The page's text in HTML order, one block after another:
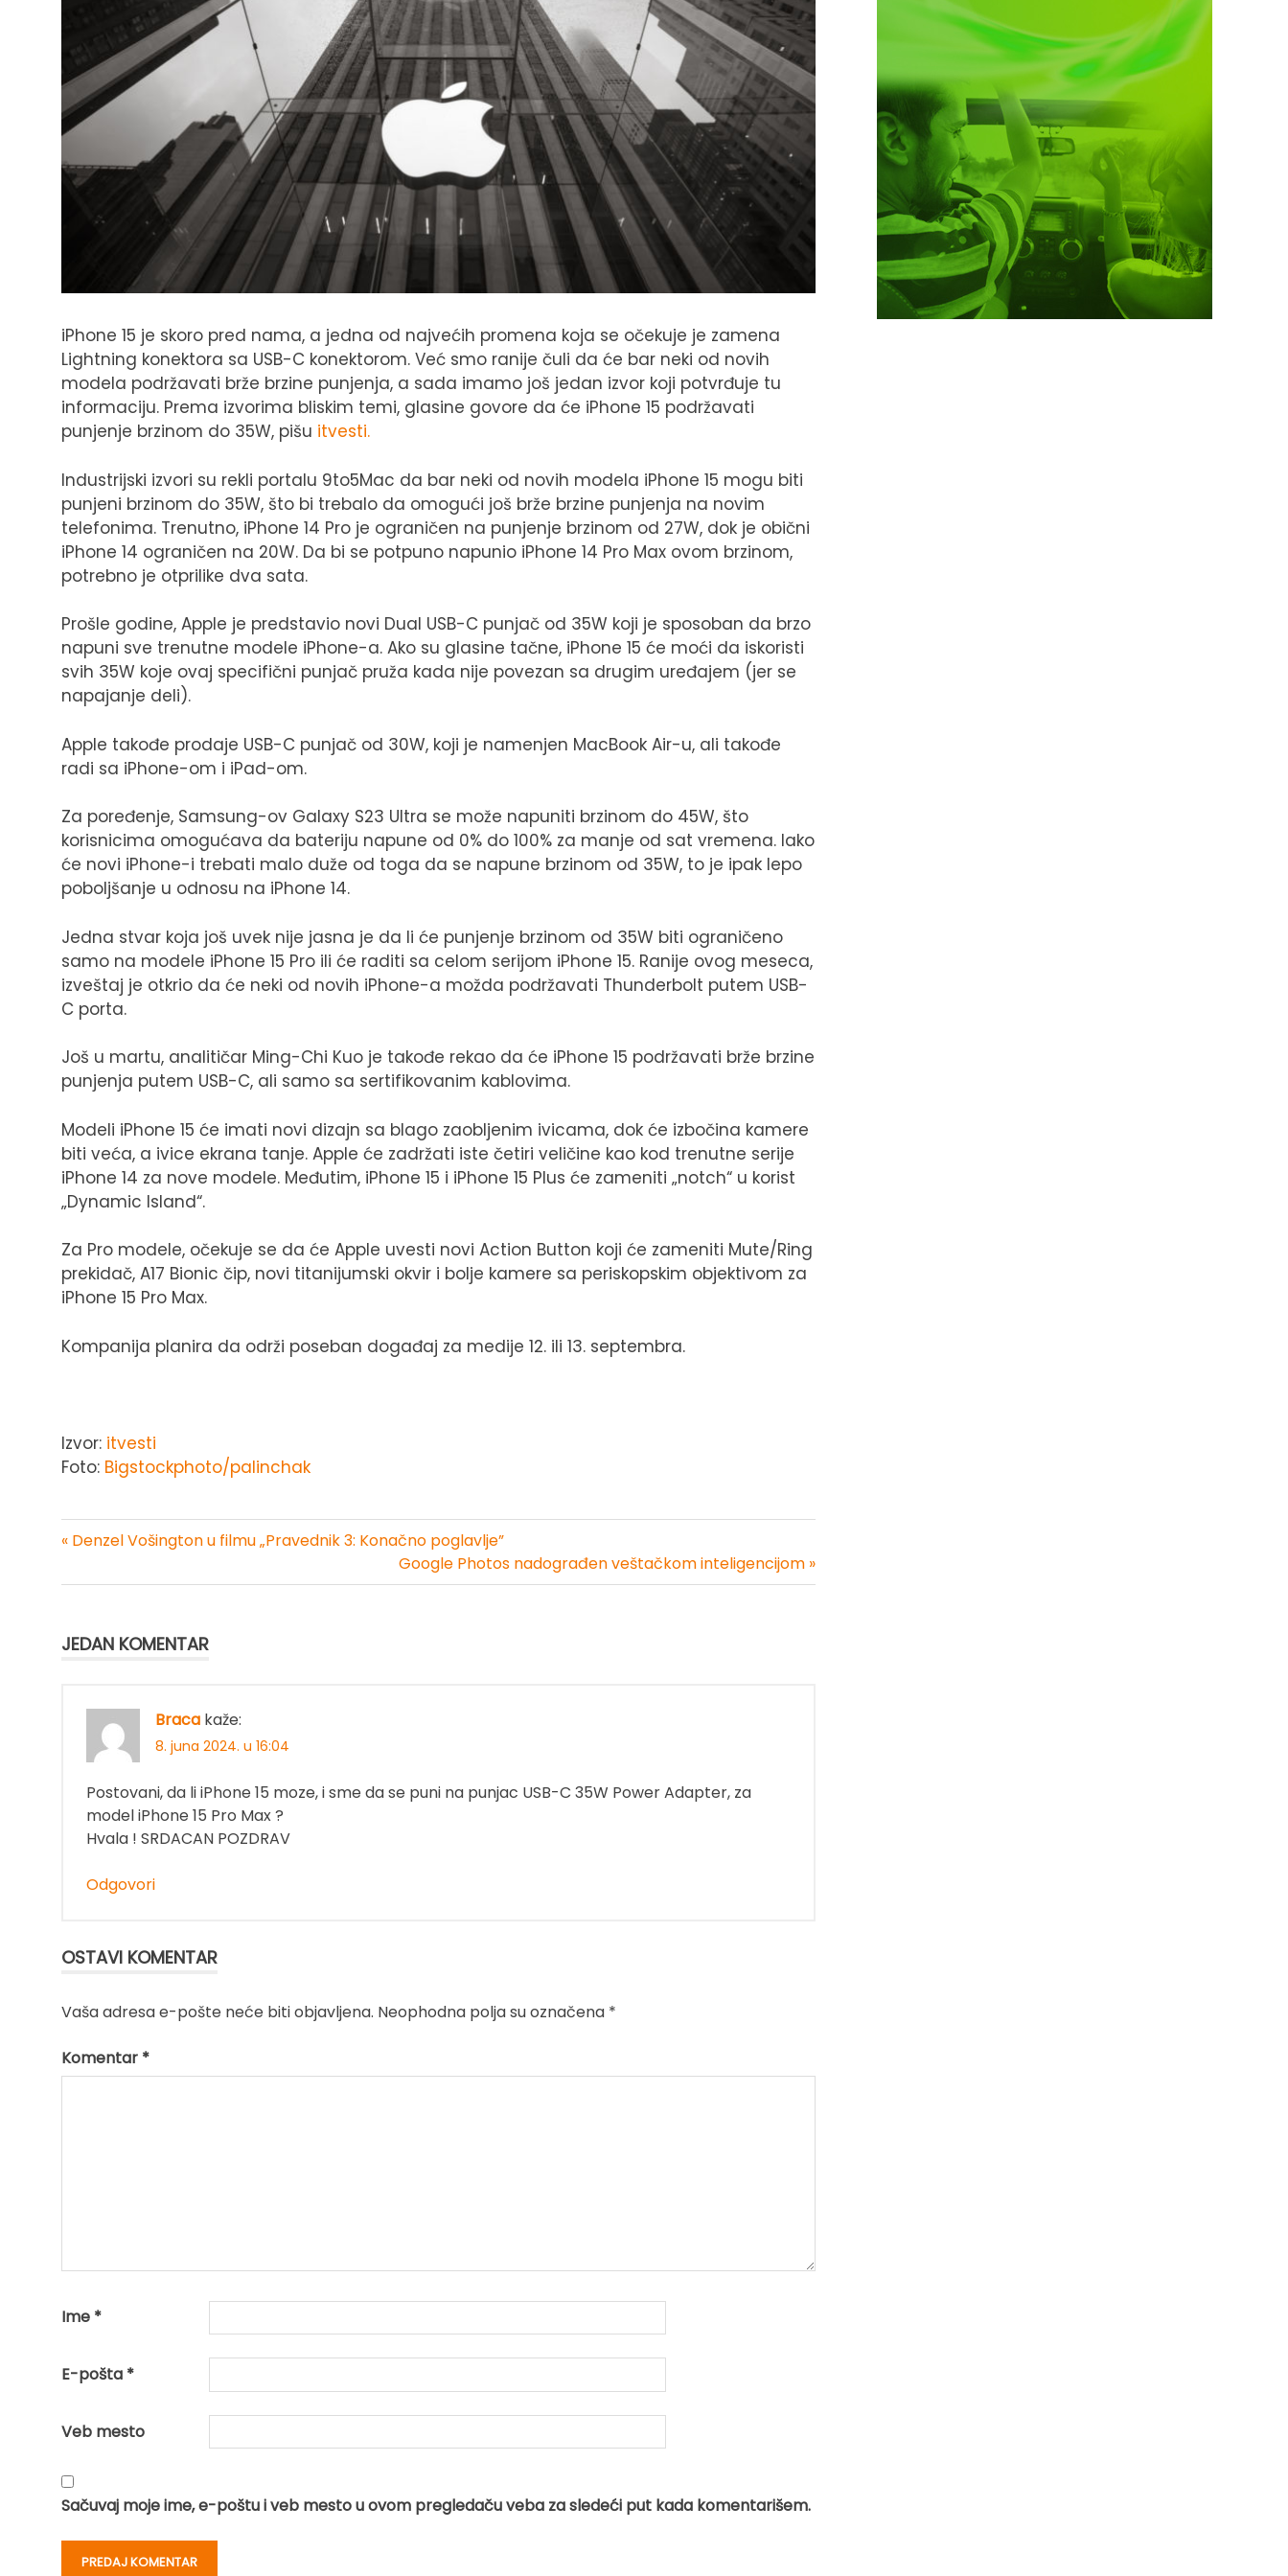
iPhone 15 je skoro pred nama, a jedna od najvećih promena koja se očekuje je zamena
Lightning konektora sa USB-C konektorom. Već smo ranije čuli da će bar neki od novih
modela podržavati brže brzine punjenja, a sada imamo još jedan izvor koji potvrđuje tu
informaciju. Prema izvorima bliskim temi, glasine govore da će iPhone 15 podržavati
punjenje brzinom do 35W, pišu itvesti.
Industrijski izvori su rekli portalu 9to5Mac da bar neki od novih modela iPhone 15 mogu biti
punjeni brzinom do 35W, što bi trebalo da omogući još brže brzine punjenja na novim
telefonima. Trenutno, iPhone 14 Pro je ograničen na punjenje brzinom od 27W, dok je obični
iPhone 14 ograničen na 20W. Da bi se potpuno napunio iPhone 14 Pro Max ovom brzinom,
potrebno je otprilike dva sata.
Prošle godine, Apple je predstavio novi Dual USB-C punjač od 35W koji je sposoban da brzo
napuni sve trenutne modele iPhone-a. Ako su glasine tačne, iPhone 15 će moći da iskoristi
svih 35W koje ovaj specifični punjač pruža kada nije povezan sa drugim uređajem (jer se
napajanje deli).
Apple takođe prodaje USB-C punjač od 30W, koji je namenjen MacBook Air-u, ali takođe
radi sa iPhone-om i iPad-om.
Za poređenje, Samsung-ov Galaxy S23 Ultra se može napuniti brzinom do 45W, što
korisnicima omogućava da bateriju napune od 0% do 100% za manje od sat vremena. Iako
će novi iPhone-i trebati malo duže od toga da se napune brzinom od 35W, to je ipak lepo
poboljšanje u odnosu na iPhone 14.
Jedna stvar koja još uvek nije jasna je da li će punjenje brzinom od 35W biti ograničeno
samo na modele iPhone 15 Pro ili će raditi sa celom serijom iPhone 15. Ranije ovog meseca,
izveštaj je otkrio da će neki od novih iPhone-a možda podržavati Thunderbolt putem USB-
C porta.
Još u martu, analitičar Ming-Chi Kuo je takođe rekao da će iPhone 15 podržavati brže brzine
punjenja putem USB-C, ali samo sa sertifikovanim kablovima.
Modeli iPhone 15 će imati novi dizajn sa blago zaobljenim ivicama, dok će izbočina kamere
biti veća, a ivice ekrana tanje. Apple će zadržati iste četiri veličine kao kod trenutne serije
iPhone 14 za nove modele. Međutim, iPhone 15 i iPhone 15 Plus će zameniti „notch“ u korist
„Dynamic Island“.
Za Pro modele, očekuje se da će Apple uvesti novi Action Button koji će zameniti Mute/Ring
prekidač, A17 Bionic čip, novi titanijumski okvir i bolje kamere sa periskopskim objektivom za
iPhone 15 Pro Max.
Kompanija planira da održi poseban događaj za medije 12. ili 13. septembra.
Izvor: itvesti
Foto: Bigstockphoto/palinchak
« Denzel Vošington u filmu „Pravednik 3: Konačno poglavlje”
Google Photos nadograđen veštačkom inteligencijom »
JEDAN KOMENTAR
Braca kaže:
8. juna 2024. u 16:04
Postovani, da li iPhone 15 moze, i sme da se puni na punjac USB-C 35W Power Adapter, za
model iPhone 15 Pro Max ?
Hvala ! SRDACAN POZDRAV
Odgovori
OSTAVI KOMENTAR
Vaša adresa e-pošte neće biti objavljena. Neophodna polja su označena *
Komentar *
Ime *
E-pošta *
Veb mesto
Sačuvaj moje ime, e-poštu i veb mesto u ovom pregledaču veba za sledeći put kada komentarišem.